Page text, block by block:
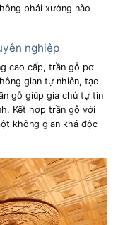
phải xưởng nào
nghiệp
cao cấp, trần gỗ pơ
gian tự nhiên, tạo
gỗ giúp gia chủ tự tin
Kết hợp trần gỗ với
không gian khá độc